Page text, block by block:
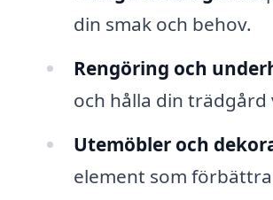
din smak och behov.
Rengöring och
och hålla din
Utemöbler och
element som